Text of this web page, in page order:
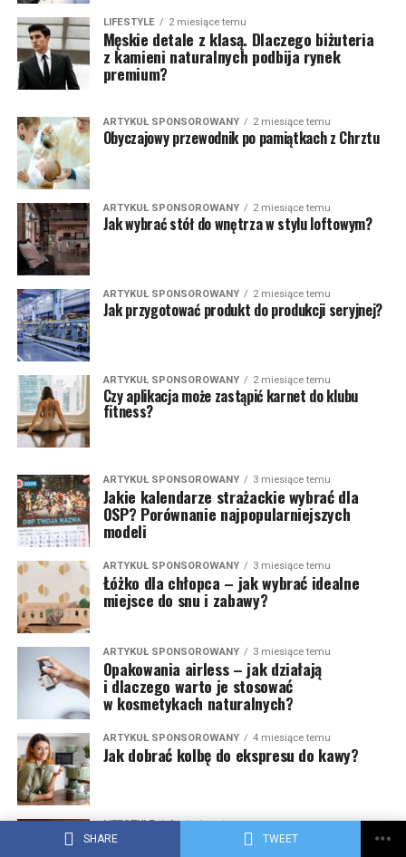
SHARE TWEET
LIFESTYLE 2 miesiące temu
Męskie detale z klasą. Dlaczego biżuteria
z kamieni naturalnych podbija rynek
premium?
ARTYKUŁ SPONSOROWANY 2 miesiące temu
Obyczajowy przewodnik po pamiątkach z Chrztu
ARTYKUŁ SPONSOROWANY 2 miesiące temu
Jak wybrać stół do wnętrza w stylu loftowym?
ARTYKUŁ SPONSOROWANY 2 miesiące temu
Jak przygotować produkt do produkcji seryjnej?
ARTYKUŁ SPONSOROWANY 2 miesiące temu
Czy aplikacja może zastąpić karnet do klubu
fitness?
ARTYKUŁ SPONSOROWANY 3 miesiące temu
Jakie kalendarze strażackie wybrać dla
OSP? Porównanie najpopularniejszych
modeli
ARTYKUŁ SPONSOROWANY 3 miesiące temu
Łóżko dla chłopca – jak wybrać idealne
miejsce do snu i zabawy?
ARTYKUŁ SPONSOROWANY 3 miesiące temu
Opakowania airless – jak działają
i dlaczego warto je stosować
w kosmetykach naturalnych?
ARTYKUŁ SPONSOROWANY 4 miesiące temu
Jak dobrać kolbę do ekspresu do kawy?
LIFESTYLE 4 miesiące temu
Znaczki CCCP – historia, wartość i sekrety